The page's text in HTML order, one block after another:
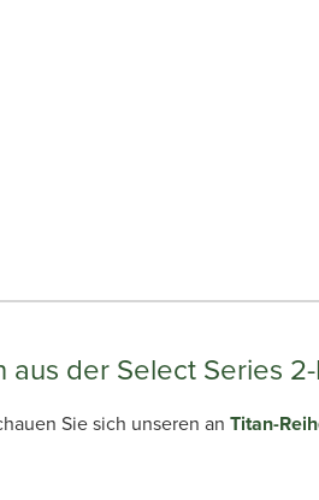
der Select Series
Sie sich unseren an Titan-